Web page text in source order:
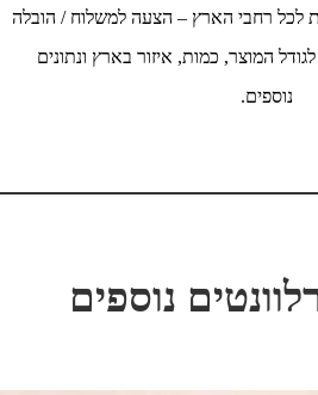
לכל רחבי הארץ – הצעה למשלוח / הובלה
המוצר, כמות, איזור בארץ ונתונים
נוספים.
נוספים